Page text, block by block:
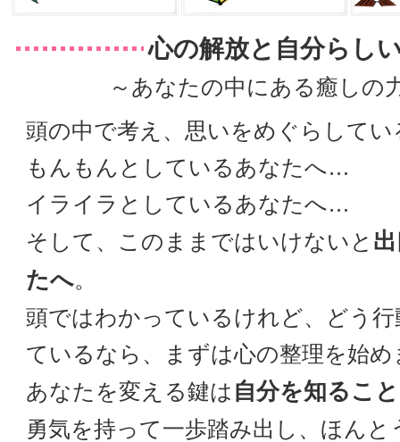
心の解放と自分らし
～あなたの中にある癒しの
頭の中で考え、思いをめぐらして
もんもんとしているあなたへ…
イライラとしているあなたへ…
そして、このままではいけないと
たへ。
頭ではわかっているけれど、どう
ているなら、まずは心の整理を始
あなたを変える鍵は 自分を知ること
勇気を持って一歩踏み出し、ほん